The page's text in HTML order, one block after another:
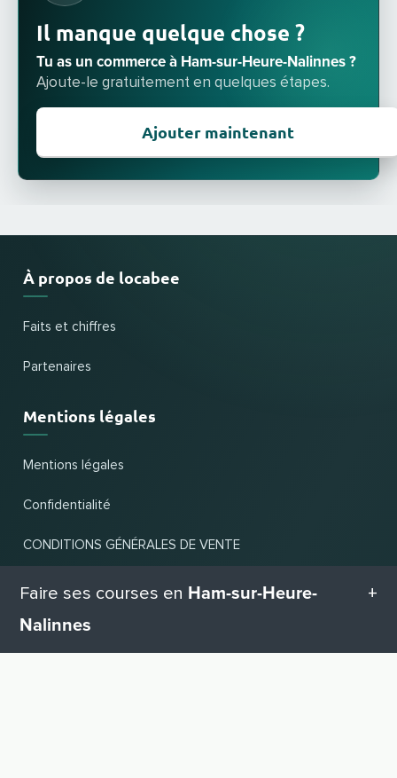
Il manque quelque chose ?
Tu as un commerce à Ham-sur-Heure-Nalinnes ?
Ajoute-le gratuitement en quelques étapes.
Ajouter maintenant
À propos de locabee
Faits et chiffres
Partenaires
Mentions légales
Mentions légales
Confidentialité
CONDITIONS GÉNÉRALES DE VENTE
Nouveau et populaire
Faire ses courses en Ham-sur-Heure-
Nalinnes